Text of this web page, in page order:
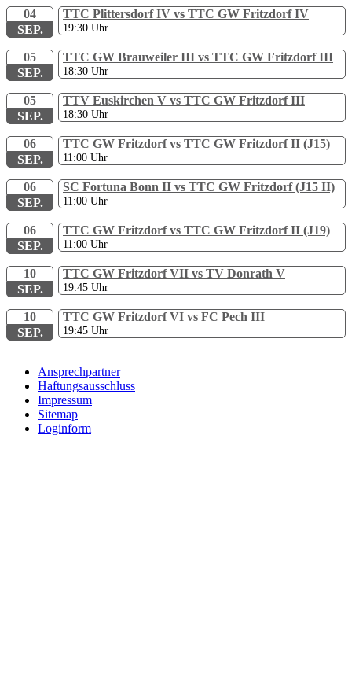
04
SEP.
TTC Plittersdorf IV vs TTC GW Fritzdorf IV
19:30 Uhr
05
SEP.
TTC GW Brauweiler III vs TTC GW Fritzdorf III
18:30 Uhr
05
SEP.
TTV Euskirchen V vs TTC GW Fritzdorf III
18:30 Uhr
06
SEP.
TTC GW Fritzdorf vs TTC GW Fritzdorf II (J15)
11:00 Uhr
06
SEP.
SC Fortuna Bonn II vs TTC GW Fritzdorf (J15 II)
11:00 Uhr
06
SEP.
TTC GW Fritzdorf vs TTC GW Fritzdorf II (J19)
11:00 Uhr
10
SEP.
TTC GW Fritzdorf VII vs TV Donrath V
19:45 Uhr
10
SEP.
TTC GW Fritzdorf VI vs FC Pech III
19:45 Uhr
Ansprechpartner
Haftungsausschluss
Impressum
Sitemap
Loginform